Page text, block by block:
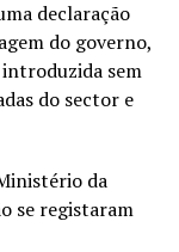
declaração
do governo,
sem
do sector e
da
se registaram